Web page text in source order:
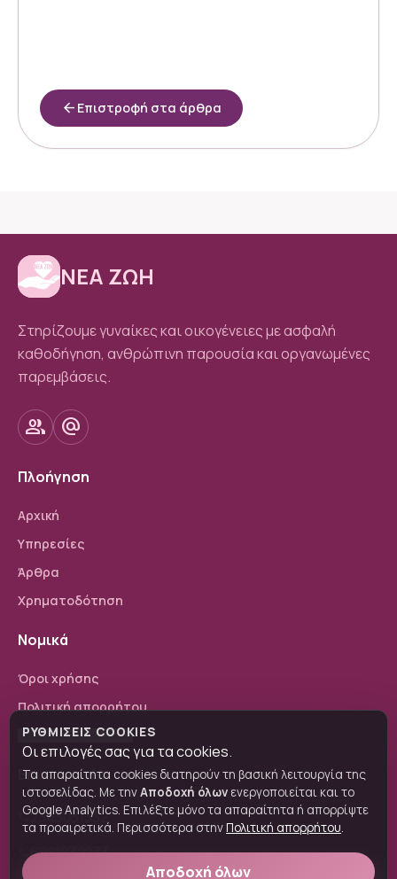
arrow_back Επιστροφή στα άρθρα
ΝΕΑ ΖΩΗ
Στηρίζουμε γυναίκες και οικογένειες με ασφαλή
καθοδήγηση, ανθρώπινη παρουσία και οργανωμένες
παρεμβάσεις.
group alternate_email
Πλοήγηση
Αρχική
Υπηρεσίες
Άρθρα
Χρηματοδότηση
Νομικά
Όροι χρήσης
Πολιτική απορρήτου
Ρυθμίσεις cookies
Επικοινωνία
phone2343031332
6981832273
ΡΥΘΜΊΣΕΙΣ COOKIES
Οι επιλογές σας για τα cookies.
Τα απαραίτητα cookies διατηρούν τη βασική λειτουργία της
ιστοσελίδας. Με τηνΑποδοχή όλων ενεργοποιείται και το
Google Analytics. Επιλέξτε μόνο τα απαραίτητα ή απορρίψτε
τα προαιρετικά. Περισσότερα στηνΠολιτική απορρήτου.
Αποδοχή όλων